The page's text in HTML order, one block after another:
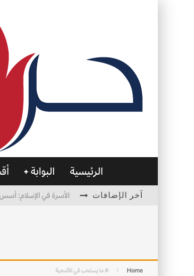
الرئيسية البوابة
آخر الإضافات الأسرة في الإسلام: أسس
Home # ما يستحب في الأضحية